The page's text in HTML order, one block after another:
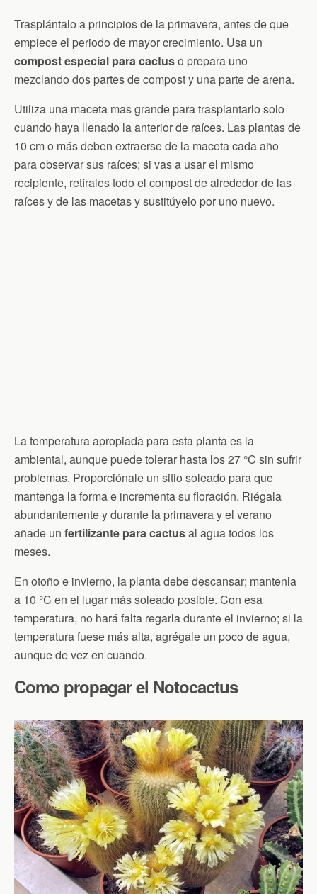
Trasplántalo a principios de la primavera, antes de que
empiece el periodo de mayor crecimiento. Usa un
compost especial para cactuso prepara uno
mezclando dos partes de compost y una parte de arena.
Utiliza una maceta mas grande para trasplantarlo solo
cuando haya llenado la anterior de raíces. Las plantas de
10 cm o más deben extraerse de la maceta cada año
para observar sus raíces; si vas a usar el mismo
recipiente, retírales todo el compost de alrededor de las
raíces y de las macetas y sustitúyelo por uno nuevo.
La temperatura apropiada para esta planta es la
ambiental, aunque puede tolerar hasta los 27 °C sin sufrir
problemas. Proporciónale un sitio soleado para que
mantenga la forma e incrementa su floración. Riégala
abundantemente y durante la primavera y el verano
añade un fertilizante para cactusal agua todos los
meses.
En otoño e invierno, la planta debe descansar; mantenla
a 10 °C en el lugar más soleado posible. Con esa
temperatura, no hará falta regarla durante el invierno; si la
temperatura fuese más alta, agrégale un poco de agua,
aunque de vez en cuando.
Como propagar el Notocactus